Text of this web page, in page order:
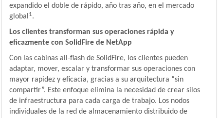
expandido el doble de rápido, año tras año, en el mercado
global 1.
Los clientes transforman sus operaciones rápida y
eficazmente con SolidFire de NetApp
Con las cabinas all-flash de SolidFire, los clientes pueden
adaptar, mover, escalar y transformar sus operaciones con
mayor rapidez y eficacia, gracias a su arquitectura “sin
compartir”. Este enfoque elimina la necesidad de crear silos
de infraestructura para cada carga de trabajo. Los nodos
individuales de la red de almacenamiento distribuido de